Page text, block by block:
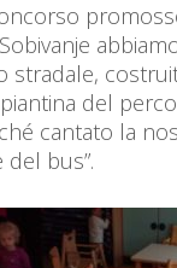
stradale,
del
cantato la
del bus”.